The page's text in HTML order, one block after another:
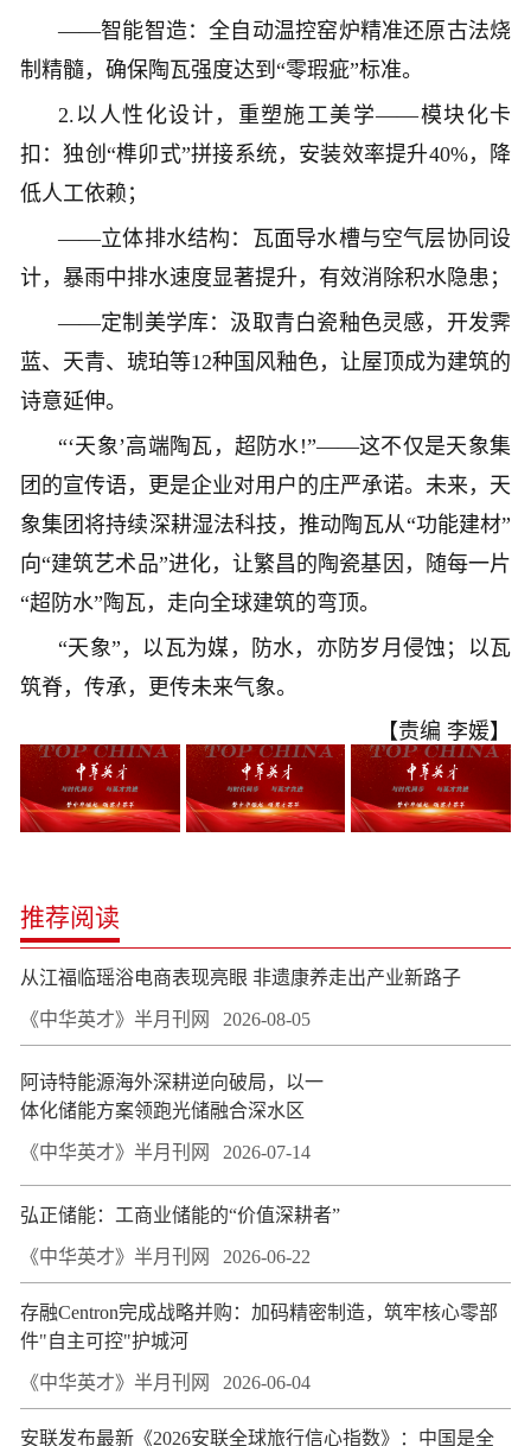
——智能智造：全自动温控窑炉精准还原古法烧
制精髓，确保陶瓦强度达到“零瑕疵”标准。
2.以人性化设计，重塑施工美学——模块化卡
扣：独创“榫卯式”拼接系统，安装效率提升40%，降
低人工依赖；
——立体排水结构：瓦面导水槽与空气层协同设
计，暴雨中排水速度显著提升，有效消除积水隐患；
——定制美学库：汲取青白瓷釉色灵感，开发霁
蓝、天青、琥珀等12种国风釉色，让屋顶成为建筑的
诗意延伸。
“‘天象’高端陶瓦，超防水!”——这不仅是天象集
团的宣传语，更是企业对用户的庄严承诺。未来，天
象集团将持续深耕湿法科技，推动陶瓦从“功能建材”
向“建筑艺术品”进化，让繁昌的陶瓷基因，随每一片
“超防水”陶瓦，走向全球建筑的弯顶。
“天象”，以瓦为媒，防水，亦防岁月侵蚀；以瓦
筑脊，传承，更传未来气象。
【责编 李媛】
推荐阅读
从江福临瑶浴电商表现亮眼 非遗康养走出产业新路子
《中华英才》半月刊网 2026-08-05
阿诗特能源海外深耕逆向破局，以一
体化储能方案领跑光储融合深水区
《中华英才》半月刊网 2026-07-14
弘正储能：工商业储能的“价值深耕者”
《中华英才》半月刊网 2026-06-22
存融Centron完成战略并购：加码精密制造，筑牢核心零部
件"自主可控"护城河
《中华英才》半月刊网 2026-06-04
安联发布最新《2026安联全球旅行信心指数》：中国是全